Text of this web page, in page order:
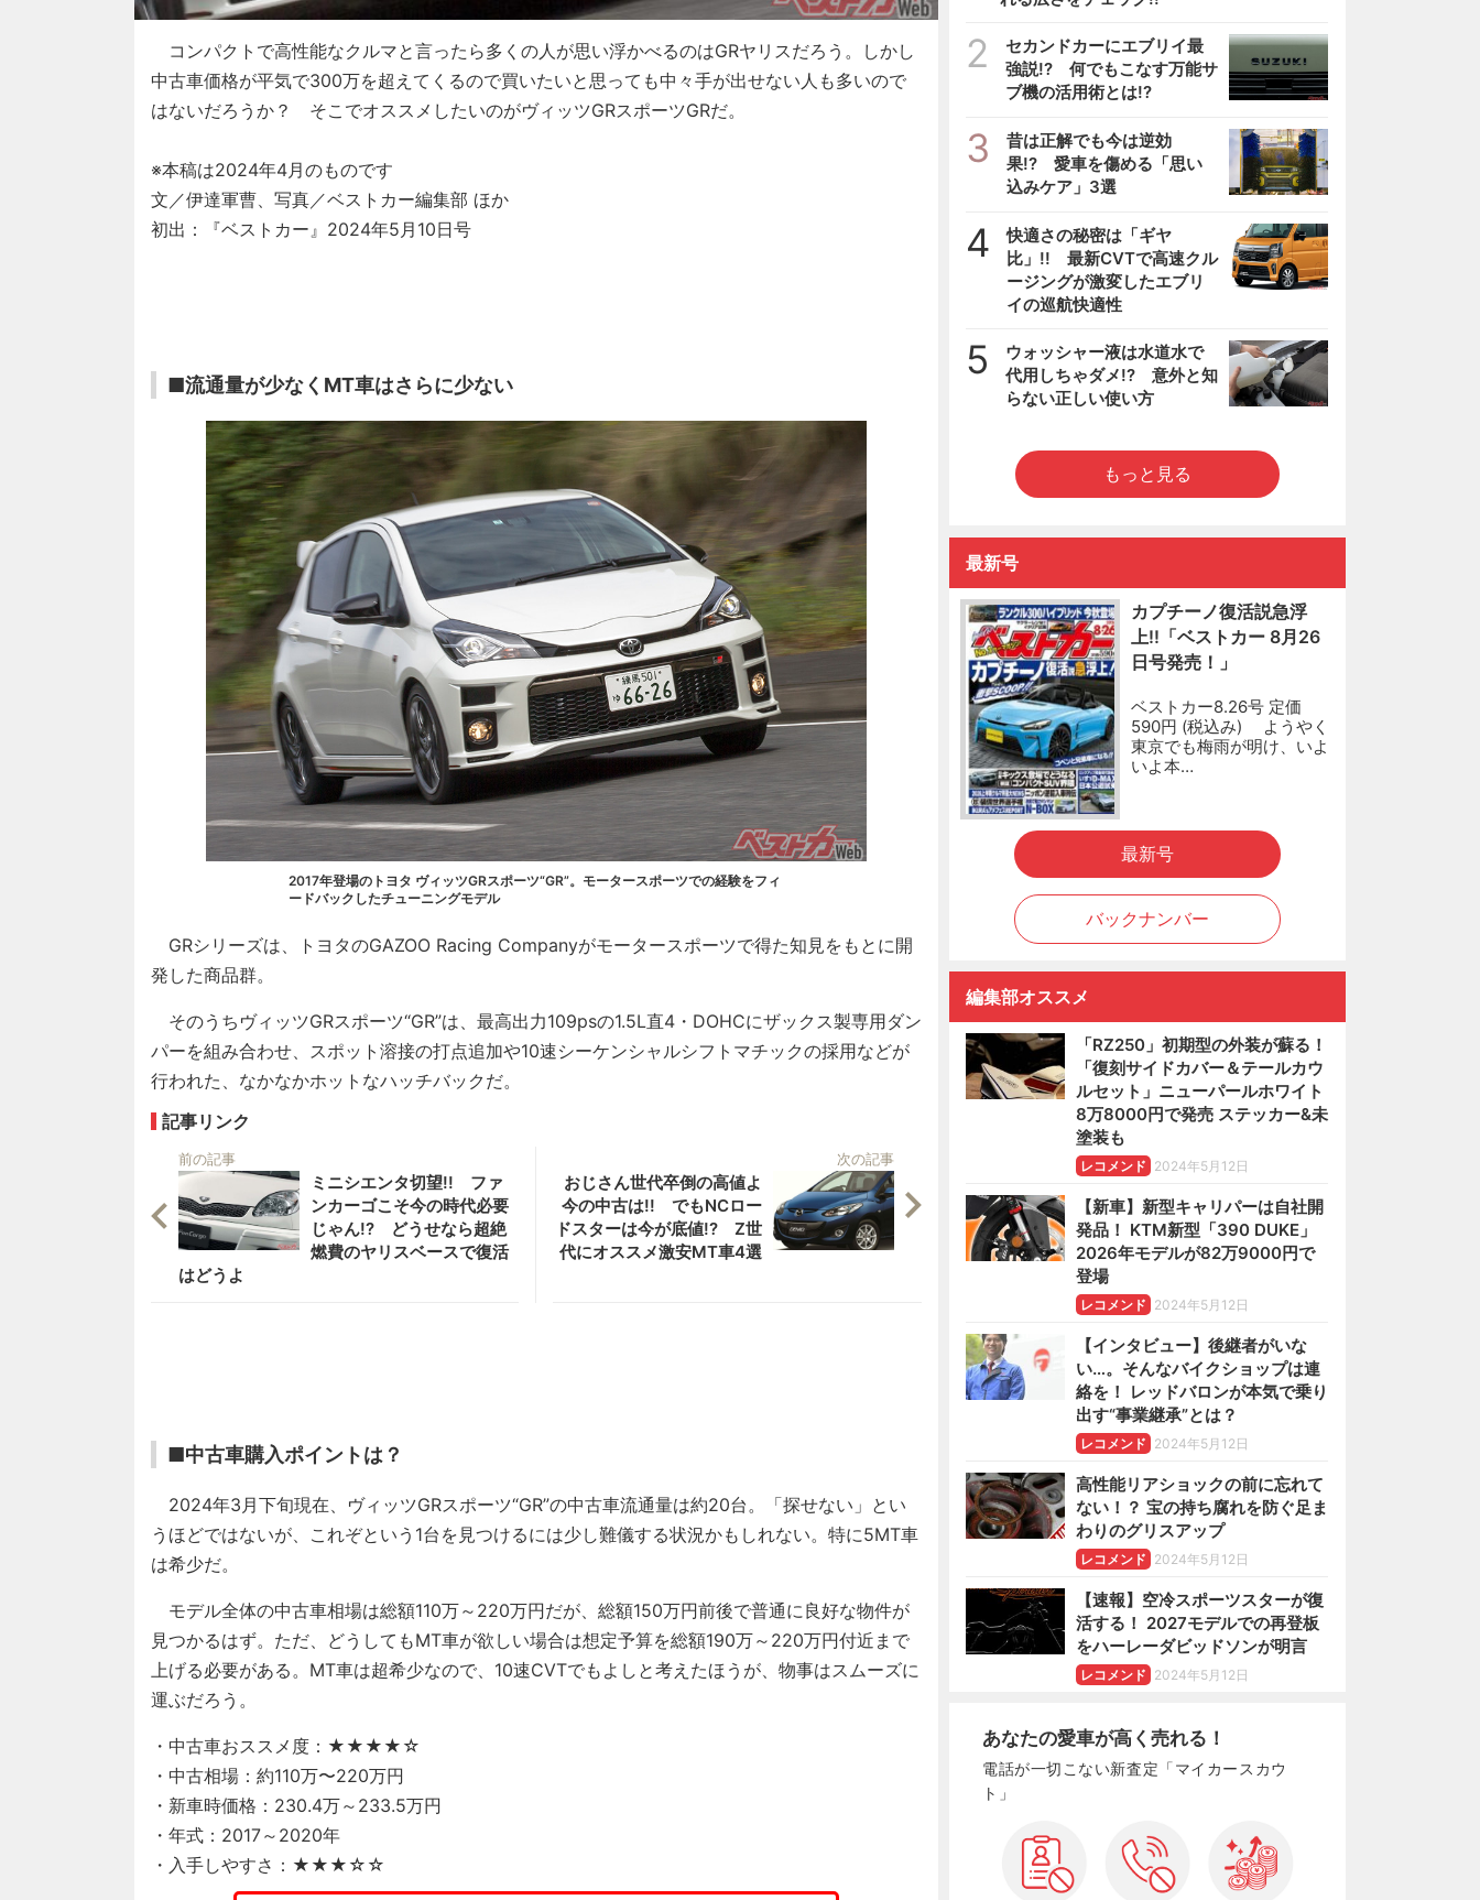
コンパクトで高性能なクルマと言ったら多くの人が思い浮かべるのはGRヤリスだろう。しかし
中古車価格が平気で300万を超えてくるので買いたいと思っても中々手が出せない人も多いので
はないだろうか？ そこでオススメしたいのがヴィッツGRスポーツGRだ。
※本稿は2024年4月のものです
文／伊達軍曹、写真／ベストカー編集部 ほか
初出：『ベストカー』2024年5月10日号
■流通量が少なくMT車はさらに少ない
2017年登場のトヨタ ヴィッツGRスポーツ“GR”。モータースポーツでの経験をフィ
ードバックしたチューニングモデル
GRシリーズは、トヨタのGAZOO Racing Companyがモータースポーツで得た知見をもとに開
発した商品群。
そのうちヴィッツGRスポーツ“GR”は、最高出力109psの1.5L直4・DOHCにザックス製専用ダン
パーを組み合わせ、スポット溶接の打点追加や10速シーケンシャルシフトマチックの採用などが
行われた、なかなかホットなハッチバックだ。
記事リンク
前の記事
ミニシエンタ切望!! ファ
ンカーゴこそ今の時代必要
じゃん!? どうせなら超絶
燃費のヤリスベースで復活
はどうよ
次の記事
おじさん世代卒倒の高値よ
今の中古は!! でもNCロー
ドスターは今が底値!? Z世
代にオススメ激安MT車4選
■中古車購入ポイントは？
2024年3月下旬現在、ヴィッツGRスポーツ“GR”の中古車流通量は約20台。「探せない」とい
うほどではないが、これぞという1台を見つけるには少し難儀する状況かもしれない。特に5MT車
は希少だ。
モデル全体の中古車相場は総額110万～220万円だが、総額150万円前後で普通に良好な物件が
見つかるはず。ただ、どうしてもMT車が欲しい場合は想定予算を総額190万～220万円付近まで
上げる必要がある。MT車は超希少なので、10速CVTでもよしと考えたほうが、物事はスムーズに
運ぶだろう。
・中古車おススメ度：★★★★☆
・中古相場：約110万〜220万円
・新車時価格：230.4万～233.5万円
・年式：2017～2020年
・入手しやすさ：★★★☆☆
2
セカンドカーにエブリイ最
強説!? 何でもこなす万能サ
ブ機の活用術とは!?
3
昔は正解でも今は逆効
果!? 愛車を傷める「思い
込みケア」3選
4
快適さの秘密は「ギヤ
比」!! 最新CVTで高速クル
ージングが激変したエブリ
イの巡航快適性
5
ウォッシャー液は水道水で
代用しちゃダメ!? 意外と知
らない正しい使い方
もっと見る
最新号
カプチーノ復活説急浮
上!!「ベストカー 8月26
日号発売！」
ベストカー8.26号 定価
590円 (税込み) ようやく
東京でも梅雨が明け、いよ
いよ本…
最新号
バックナンバー
編集部オススメ
「RZ250」初期型の外装が蘇る！
「復刻サイドカバー＆テールカウ
ルセット」ニューパールホワイト
8万8000円で発売 ステッカー&未
塗装も
レコメンド 2024年5月12日
【新車】新型キャリパーは自社開
発品！ KTM新型「390 DUKE」
2026年モデルが82万9000円で
登場
レコメンド 2024年5月12日
【インタビュー】後継者がいな
い…。そんなバイクショップは連
絡を！ レッドバロンが本気で乗り
出す“事業継承”とは？
レコメンド 2024年5月12日
高性能リアショックの前に忘れて
ない！？ 宝の持ち腐れを防ぐ足ま
わりのグリスアップ
レコメンド 2024年5月12日
【速報】空冷スポーツスターが復
活する！ 2027モデルでの再登板
をハーレーダビッドソンが明言
レコメンド 2024年5月12日
あなたの愛車が高く売れる！
電話が一切こない新査定「マイカースカウ
ト」